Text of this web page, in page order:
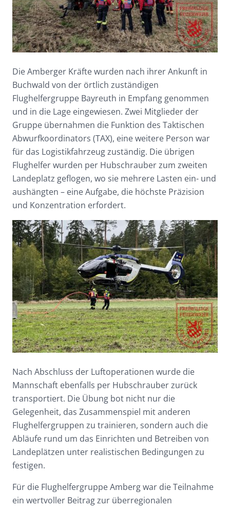
Die Amberger Kräfte wurden nach ihrer Ankunft in
Buchwald von der örtlich zuständigen
Flughelfergruppe Bayreuth in Empfang genommen
und in die Lage eingewiesen. Zwei Mitglieder der
Gruppe übernahmen die Funktion des Taktischen
Abwurfkoordinators (TAX), eine weitere Person war
für das Logistikfahrzeug zuständig. Die übrigen
Flughelfer wurden per Hubschrauber zum zweiten
Landeplatz geflogen, wo sie mehrere Lasten ein- und
aushängten – eine Aufgabe, die höchste Präzision
und Konzentration erfordert.
Nach Abschluss der Luftoperationen wurde die
Mannschaft ebenfalls per Hubschrauber zurück
transportiert. Die Übung bot nicht nur die
Gelegenheit, das Zusammenspiel mit anderen
Flughelfergruppen zu trainieren, sondern auch die
Abläufe rund um das Einrichten und Betreiben von
Landeplätzen unter realistischen Bedingungen zu
festigen.
Für die Flughelfergruppe Amberg war die Teilnahme
ein wertvoller Beitrag zur überregionalen